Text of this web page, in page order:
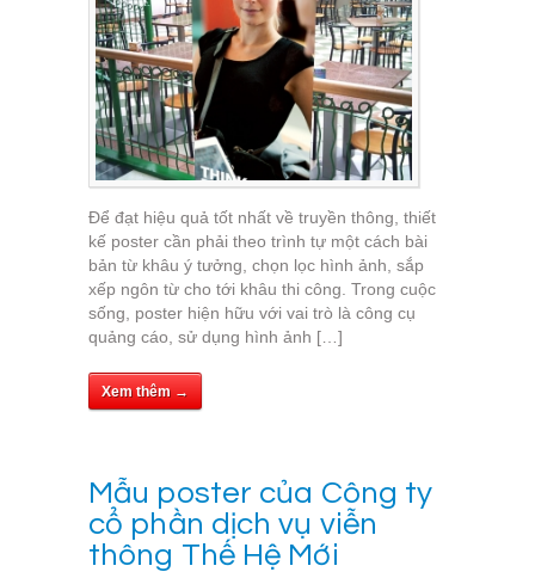
Để đạt hiệu quả tốt nhất về truyền thông, thiết
kế poster cần phải theo trình tự một cách bài
bản từ khâu ý tưởng, chọn lọc hình ảnh, sắp
xếp ngôn từ cho tới khâu thi công. Trong cuộc
sống, poster hiện hữu với vai trò là công cụ
quảng cáo, sử dụng hình ảnh […]
Xem thêm →
Mẫu poster của Công ty
cổ phần dịch vụ viễn
thông Thế Hệ Mới